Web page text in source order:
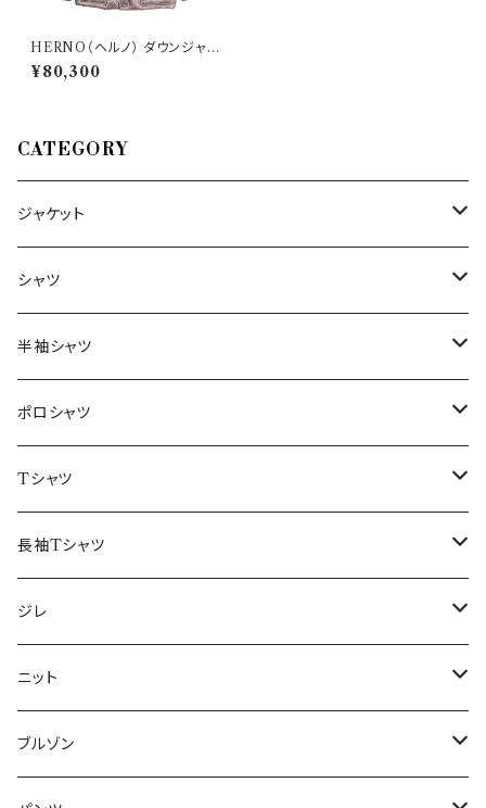
HERNO（ヘルノ） ダウンジャケ
ット Pl0026U-12051-9450 2
9188
¥80,300
CATEGORY
ジャケット
～44/S
46/M
48/L
50/XL～
シャツ
～44/S
46/M
48/L
50/XL～
半袖シャツ
～44/S
46/M
48/L
50/XL～
ポロシャツ
～44/S
46/M
48/L
50/XL～
Tシャツ
～44/S
46/M
48/L
50/XL～
長袖Tシャツ
～44/S
46/M
48/L
ジレ
～44/S
46/M
ニット
～44/S
ブルゾン